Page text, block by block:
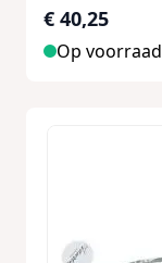
€ 40,25
Op voorraad